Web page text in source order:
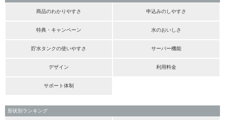
商品のわかりやすさ 申込みのしやすさ
特典・キャンペーン 水のおいしさ
貯水タンクの使いやすさ サーバー機能
デザイン 利用料金
サポート体制
形状別ランキング